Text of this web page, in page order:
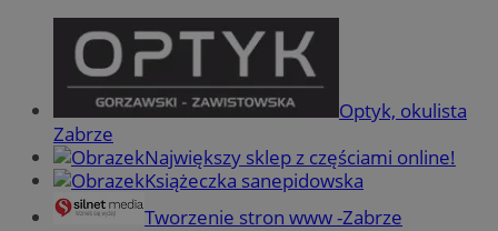
Optyk, okulista
Zabrze
Największy sklep z częściami online!
Książeczka sanepidowska
Tworzenie stron www -Zabrze